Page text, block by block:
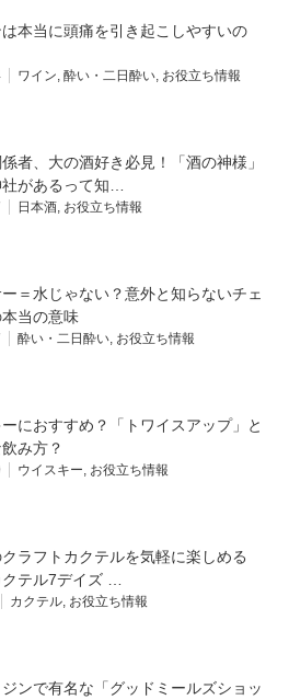
本当に頭痛を引き起こしやすいの
ワイン, 酔い・二日酔い, お役立ち情報
者、大の酒好き必見！「酒の神様」
があるって知…
日本酒, お役立ち情報
＝水じゃない？意外と知らないチェ
当の意味
酔い・二日酔い, お役立ち情報
におすすめ？「トワイスアップ」と
み方？
ウイスキー, お役立ち情報
ラフトカクテルを気軽に楽しめる
クテル7デイズ …
カクテル, お役立ち情報
ンで有名な「グッドミールズショッ